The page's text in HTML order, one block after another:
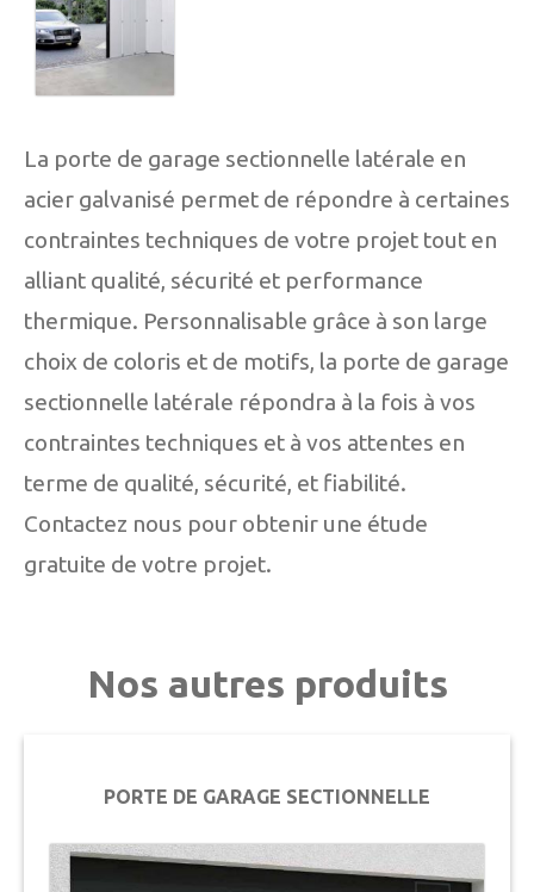
La porte de garage sectionnelle latérale en
acier galvanisé permet de répondre à certaines
contraintes techniques de votre projet tout en
alliant qualité, sécurité et performance
thermique. Personnalisable grâce à son large
choix de coloris et de motifs, la porte de garage
sectionnelle latérale répondra à la fois à vos
contraintes techniques et à vos attentes en
terme de qualité, sécurité, et fiabilité.
Contactez nous pour obtenir une étude
gratuite de votre projet.
Nos autres produits
PORTE DE GARAGE SECTIONNELLE